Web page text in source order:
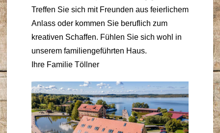
Treffen Sie sich mit Freunden aus feierlichem
Anlass oder kommen Sie beruflich zum
kreativen Schaffen. Fühlen Sie sich wohl in
unserem familiengeführten Haus.
Ihre Familie Töllner